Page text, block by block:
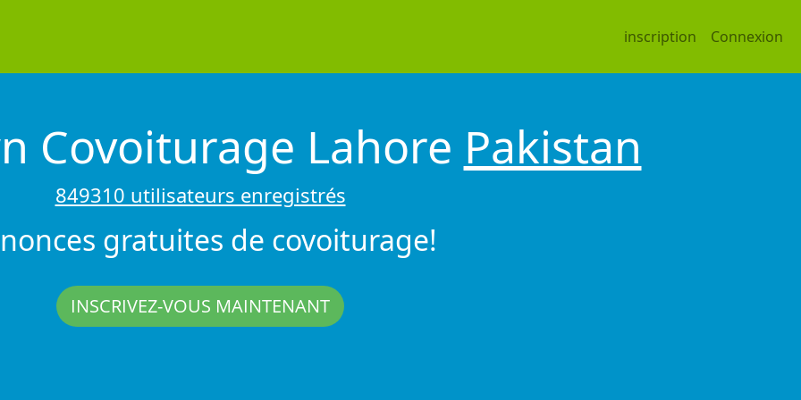
inscription Connexion
Covoiturage Lahore Pakistan
849310 utilisateurs enregistrés
gratuites de covoiturage!
INSCRIVEZ-VOUS MAINTENANT